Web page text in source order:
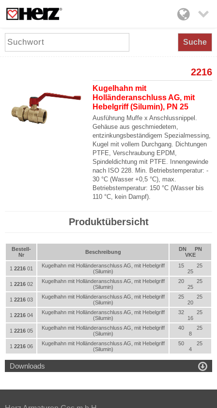

Suche
2216
Kugelhahn mit
Holländeranschluss AG, mit
Hebelgriff (Silumin), PN 25
Ausführung Muffe x Anschlussnippel.
Gehäuse aus geschmiedetem,
entzinkungsbeständigem Spezialmessing,
Kugel mit vollem Durchgang. Dichtungen
PTFE, Verschraubung EPDM,
Spindeldichtung mit PTFE. Innengewinde
nach ISO 228. Min. Betriebstemperatur: -
30 °C (Wasser +0,5 °C), max.
Betriebstemperatur: 150 °C (Wasser bis
110 °C, kein Dampf).
Produktübersicht
Bestell-
Nr
Beschreibung DN
PN
VKE
1 221601
Kugelhahn mit Holländeranschluss AG, mit Hebelgriff
(Silumin)
15
25
25
1 221602
Kugelhahn mit Holländeranschluss AG, mit Hebelgriff
(Silumin)
20
25
25
1 221603
Kugelhahn mit Holländeranschluss AG, mit Hebelgriff
(Silumin)
25
25
20
1 221604
Kugelhahn mit Holländeranschluss AG, mit Hebelgriff
(Silumin)
32
25
16
1 221605
Kugelhahn mit Holländeranschluss AG, mit Hebelgriff
(Silumin)
40
25
8
1 221606
Kugelhahn mit Holländeranschluss AG, mit Hebelgriff
(Silumin)
50
25
4
Downloads 